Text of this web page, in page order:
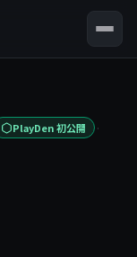
PlayDen 初公開 ·